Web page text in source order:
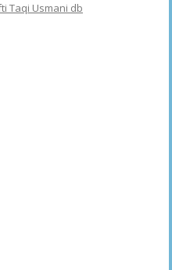
Taqi Usmani db